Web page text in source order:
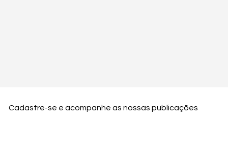
Cadastre-se e acompanhe as nossas publicações